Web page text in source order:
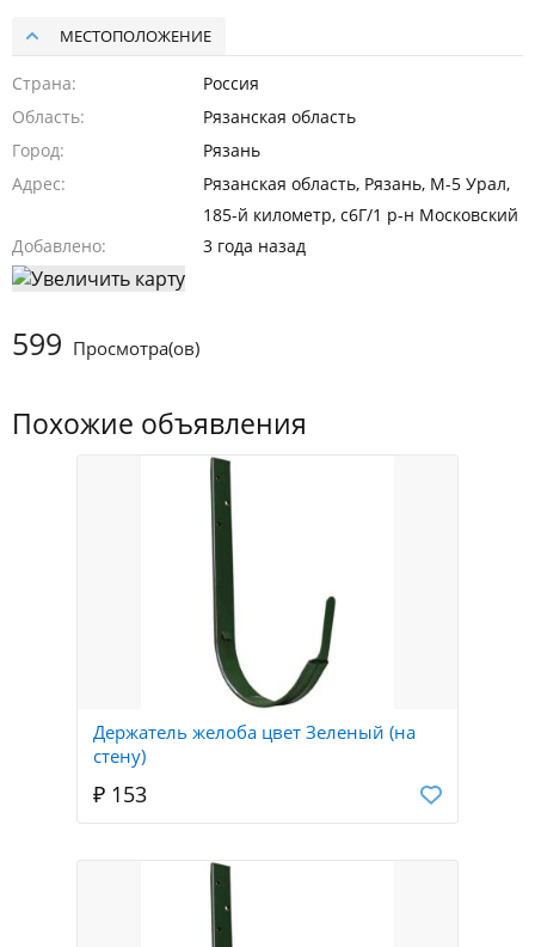
Похожие объявления
Держатель желоба цвет Зеленый (на
стену)
₽ 153
МЕСТОПОЛОЖЕНИЕ
Страна
Россия
Область
Рязанская область
Город
Рязань
Адрес
Рязанская область, Рязань, М-5 Урал,
185-й километр, с6Г/1 р-н Московский
Добавлено
3 года назад
599 Просмотра(ов)